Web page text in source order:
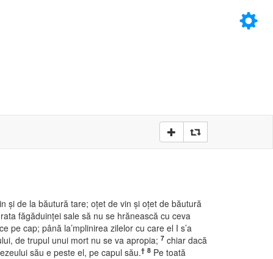
×
şi de la băutură tare; oţet de vin şi oţet de băutură
făgăduinţei sale să nu se hrănească cu ceva
pe cap; până la’mplinirea zilelor cu care el I s’a
de trupul unui mort nu se va apropia; 7 chiar dacă
său e peste el, pe capul său.† 8 Pe toată